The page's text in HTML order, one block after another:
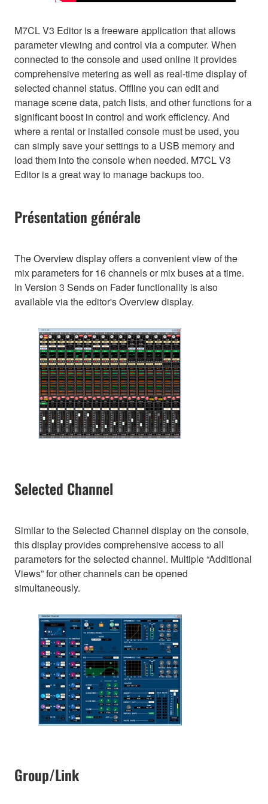
M7CL V3 Editor is a freeware application that allows
parameter viewing and control via a computer. When
connected to the console and used online it provides
comprehensive metering as well as real-time display of
selected channel status. Offline you can edit and
manage scene data, patch lists, and other functions for a
significant boost in control and work efficiency. And
where a rental or installed console must be used, you
can simply save your settings to a USB memory and
load them into the console when needed. M7CL V3
Editor is a great way to manage backups too.
Présentation générale
The Overview display offers a convenient view of the
mix parameters for 16 channels or mix buses at a time.
In Version 3 Sends on Fader functionality is also
available via the editor's Overview display.
Selected Channel
Similar to the Selected Channel display on the console,
this display provides comprehensive access to all
parameters for the selected channel. Multiple “Additional
Views” for other channels can be opened
simultaneously.
Group/Link